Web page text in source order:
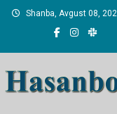
Shanba, Avgust 08,